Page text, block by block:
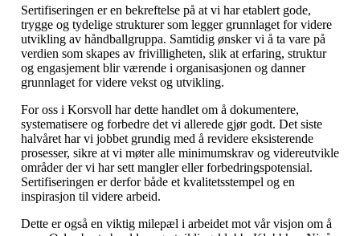
Sertifiseringen er en bekreftelse på at vi har etablert gode,
trygge og tydelige strukturer som legger grunnlaget for videre
utvikling av håndballgruppa. Samtidig ønsker vi å ta vare på
verdien som skapes av frivilligheten, slik at erfaring, struktur
og engasjement blir værende i organisasjonen og danner
grunnlaget for videre vekst og utvikling.
For oss i Korsvoll har dette handlet om å dokumentere,
systematisere og forbedre det vi allerede gjør godt. Det siste
halvåret har vi jobbet grundig med å revidere eksisterende
prosesser, sikre at vi møter alle minimumskrav og videreutvikle
områder der vi har sett mangler eller forbedringspotensial.
Sertifiseringen er derfor både et kvalitetsstempel og en
inspirasjon til videre arbeid.
Dette er også en viktig milepæl i arbeidet mot vår visjon om å